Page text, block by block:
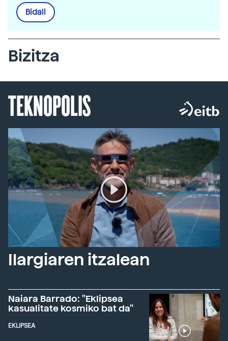
Bidali
Bizitza
TEKNOPOLIS
Ilargiaren itzalean
Naiara Barrado: "Eklipsea
kasualitate kosmiko bat da"
EKLIPSEA